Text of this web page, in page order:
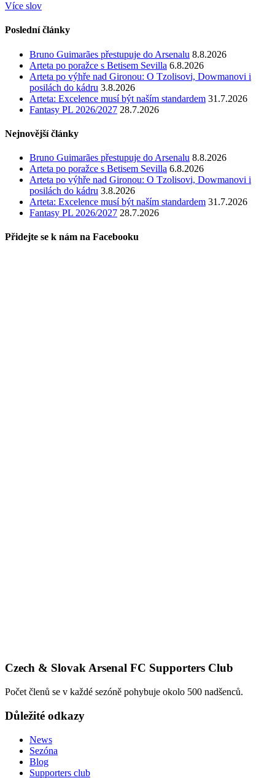
Více slov
Poslední články
Bruno Guimarães přestupuje do Arsenalu 8.8.2026
Arteta po poražce s Betisem Sevilla 6.8.2026
Arteta po výhře nad Gironou: O Tzolisovi, Dowmanovi i
posilách do kádru 3.8.2026
Arteta: Excelence musí být naším standardem 31.7.2026
Fantasy PL 2026/2027 28.7.2026
Nejnovější články
Bruno Guimarães přestupuje do Arsenalu 8.8.2026
Arteta po poražce s Betisem Sevilla 6.8.2026
Arteta po výhře nad Gironou: O Tzolisovi, Dowmanovi i
posilách do kádru 3.8.2026
Arteta: Excelence musí být naším standardem 31.7.2026
Fantasy PL 2026/2027 28.7.2026
Přidejte se k nám na Facebooku
Czech & Slovak Arsenal FC Supporters Club
Počet členů se v každé sezóně pohybuje okolo 500 nadšenců.
Důležité odkazy
News
Sezóna
Blog
Supporters club